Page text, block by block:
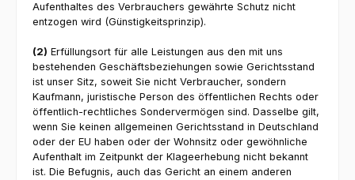
Aufenthaltes des Verbrauchers gewährte Schutz nicht
entzogen wird (Günstigkeitsprinzip).
(2) Erfüllungsort für alle Leistungen aus den mit uns
bestehenden Geschäftsbeziehungen sowie Gerichtsstand
ist unser Sitz, soweit Sie nicht Verbraucher, sondern
Kaufmann, juristische Person des öffentlichen Rechts oder
öffentlich-rechtliches Sondervermögen sind. Dasselbe gilt,
wenn Sie keinen allgemeinen Gerichtsstand in Deutschland
oder der EU haben oder der Wohnsitz oder gewöhnliche
Aufenthalt im Zeitpunkt der Klageerhebung nicht bekannt
ist. Die Befugnis, auch das Gericht an einem anderen